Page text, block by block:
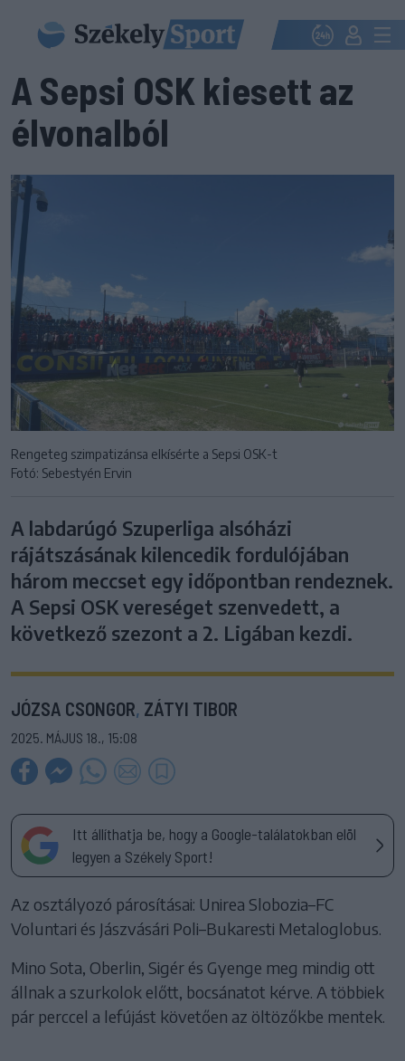
A Sepsi OSK kiesett az
élvonalból
Rengeteg szimpatizánsa elkísérte a Sepsi OSK-t
Fotó: Sebestyén Ervin
A labdarúgó Szuperliga alsóházi
rájátszásának kilencedik fordulójában
három meccset egy időpontban rendeznek.
A Sepsi OSK vereséget szenvedett, a
következő szezont a 2. Ligában kezdi.
JÓZSA CSONGOR, ZÁTYI TIBOR
2025. MÁJUS 18., 15:08
Itt állíthatja be, hogy a Google-találatokban elöl
legyen a Székely Sport!
Az osztályozó párosításai: Unirea Slobozia–FC
Voluntari és Jászvásári Poli–Bukaresti Metaloglobus.
Mino Sota, Oberlin, Sigér és Gyenge meg mindig ott
állnak a szurkolok előtt, bocsánatot kérve. A többiek
pár perccel a lefújást követően az öltözőkbe mentek.